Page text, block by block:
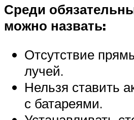
Среди
можно назвать:
Отсутствие
лучей.
Нельзя ставить
с батареями.